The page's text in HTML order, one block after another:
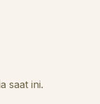
saat ini.